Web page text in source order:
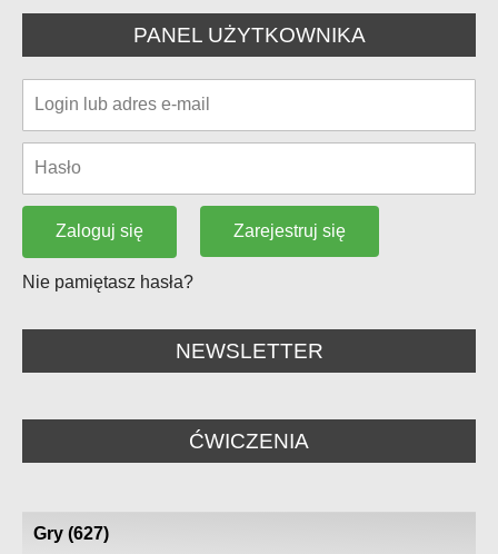
PANEL UŻYTKOWNIKA
Zaloguj się
Nie pamiętasz hasła?
Zarejestruj się
NEWSLETTER
ĆWICZENIA
Gry (627)